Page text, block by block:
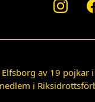
av 19 pojkar
i